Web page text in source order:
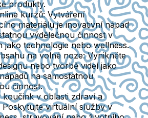
produkty.
kurzů: Vytváření
materiálu je inovativní nápad
výdělečnou činnost v
jako technologie nebo wellness.
na volné noze: Vynikněte
nebo tvorbě videí jako
na samostatnou
činnost.
koučink v oblasti zdraví a
Poskytujte virtuální služby v